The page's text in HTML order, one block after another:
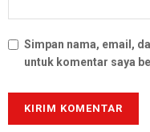
Simpan nama, email,
untuk komentar saya